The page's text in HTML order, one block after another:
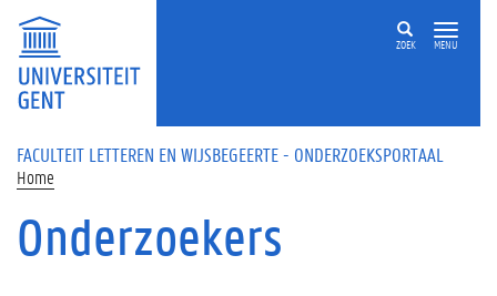
Overslaan en naar de inhoud gaan
ZOEK MENU
FACULTEIT LETTEREN EN WIJSBEGEERTE - ONDERZOEKSPORTAAL
Home
Onderzoekers